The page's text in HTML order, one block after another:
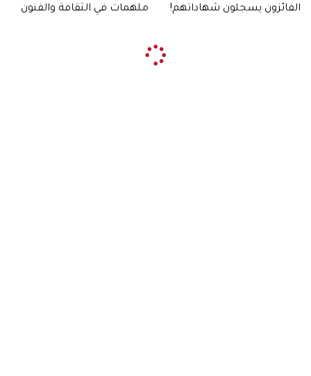
الفائزون يسجلون شهاداتهم!
ملهمات في الثقافة والفنون